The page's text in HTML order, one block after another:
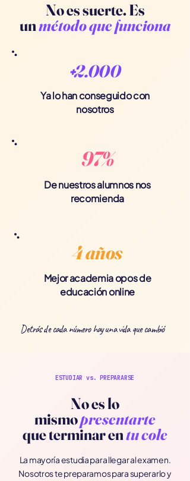
No es suerte. Es
unmétodo que funciona
+2.000
Ya lo han conseguido con
nosotros
97%
De nuestros alumnos nos
recomienda
4 años
Mejor academia opos de
educación online
Detrás de cada número hay una vida que cambió
ESTUDIAR vs. PREPARARSE
No es lo
mismopresentarte
queterminar entu cole
La mayoría estudia para llegar al examen.
Nosotros te preparamos para superarlo y